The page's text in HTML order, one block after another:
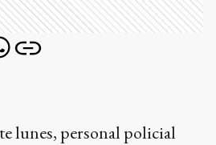
lunes, personal policial